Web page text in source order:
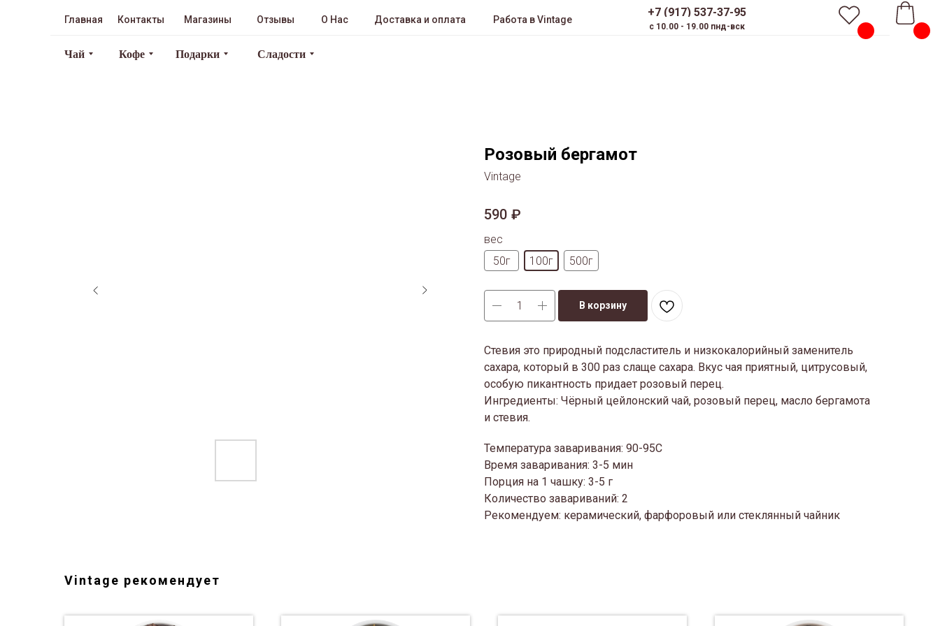
+7 (917) 537-37-95
Отзывы Доставка и оплата
Магазины
Контакты О Нас
Чай Кофе Подарки Сладости
c 10.00 - 19.00 пнд-вск
Главная Работа в Vintage
Розовый бергамот
Vintage
590 ₽
вес
50г
100г 500г
В корзину
Стевия это природный подсластитель и низкокалорийный заменитель
сахара, который в 300 раз слаще сахара. Вкус чая приятный, цитрусовый,
особую пикантность придает розовый перец.
Ингредиенты: Чёрный цейлонский чай, розовый перец, масло бергамота
и стевия.
Температура заваривания: 90-95С
Время заваривания: 3-5 мин
Порция на 1 чашку: 3-5 г
Количество завариваний: 2
Рекомендуем: керамический, фарфоровый или стеклянный чайник
Vintage рекомендует